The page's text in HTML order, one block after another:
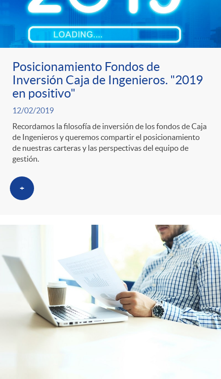
Posicionamiento Fondos de
Inversión Caja de Ingenieros. "2019
en positivo"
12/02/2019
Recordamos la filosofía de inversión de los fondos de Caja
de Ingenieros y queremos compartir el posicionamiento
de nuestras carteras y las perspectivas del equipo de
gestión.
+